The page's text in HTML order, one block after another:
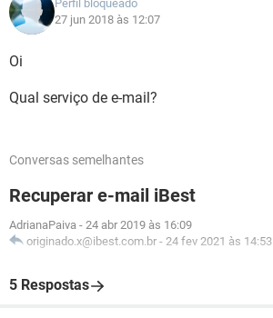
Perfil bloqueado
27 jun 2018 às 12:07
Oi
Qual serviço de e-mail?
Conversas semelhantes
Recuperar e-mail iBest
AdrianaPaiva - 24 abr 2019 às 16:09
originado.x@ibest.com.br - 24 fev 2021 às 14:53
5 Respostas